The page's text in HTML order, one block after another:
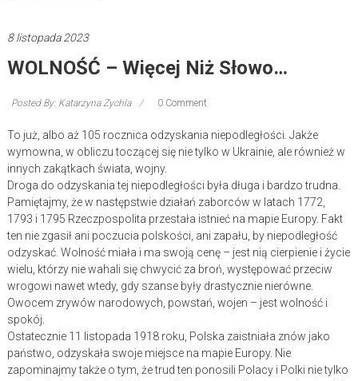
mieszczący
się
Powiecie
8 listopada 2023
WOLNOŚĆ – Więcej Niż Słowo…
Posted By: Katarzyna Zychla 0 Comment
To już, albo aż 105 rocznica odzyskania niepodległości. Jakże
wymowna, w obliczu toczącej się nie tylko w Ukrainie, ale również w
innych zakątkach świata, wojny.
Droga do odzyskania tej niepodległości była długa i bardzo trudna.
Pamiętajmy, że w następstwie działań zaborców w latach 1772,
1793 i 1795 Rzeczpospolita przestała istnieć na mapie Europy. Fakt
ten nie zgasił ani poczucia polskości, ani zapału, by niepodległość
odzyskać. Wolność miała i ma swoją cenę – jest nią cierpienie i życie
wielu, którzy nie wahali się chwycić za broń, występować przeciw
wrogowi nawet wtedy, gdy szanse były drastycznie nierówne.
Owocem zrywów narodowych, powstań, wojen – jest wolność i
spokój.
Ostatecznie 11 listopada 1918 roku, Polska zaistniała znów jako
państwo, odzyskała swoje miejsce na mapie Europy. Nie
zapominajmy także o tym, że trud ten ponosili Polacy i Polki nie tylko